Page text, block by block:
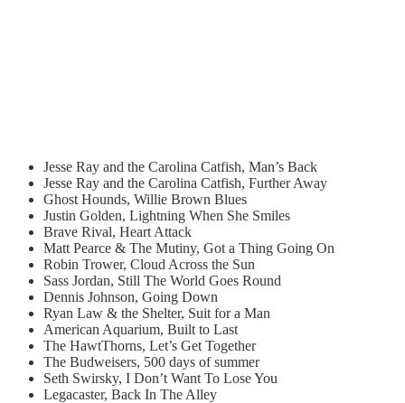
Jesse Ray and the Carolina Catfish, Man’s Back
Jesse Ray and the Carolina Catfish, Further Away
Ghost Hounds, Willie Brown Blues
Justin Golden, Lightning When She Smiles
Brave Rival, Heart Attack
Matt Pearce & The Mutiny, Got a Thing Going On
Robin Trower, Cloud Across the Sun
Sass Jordan, Still The World Goes Round
Dennis Johnson, Going Down
Ryan Law & the Shelter, Suit for a Man
American Aquarium, Built to Last
The HawtThorns, Let’s Get Together
The Budweisers, 500 days of summer
Seth Swirsky, I Don’t Want To Lose You
Legacaster, Back In The Alley